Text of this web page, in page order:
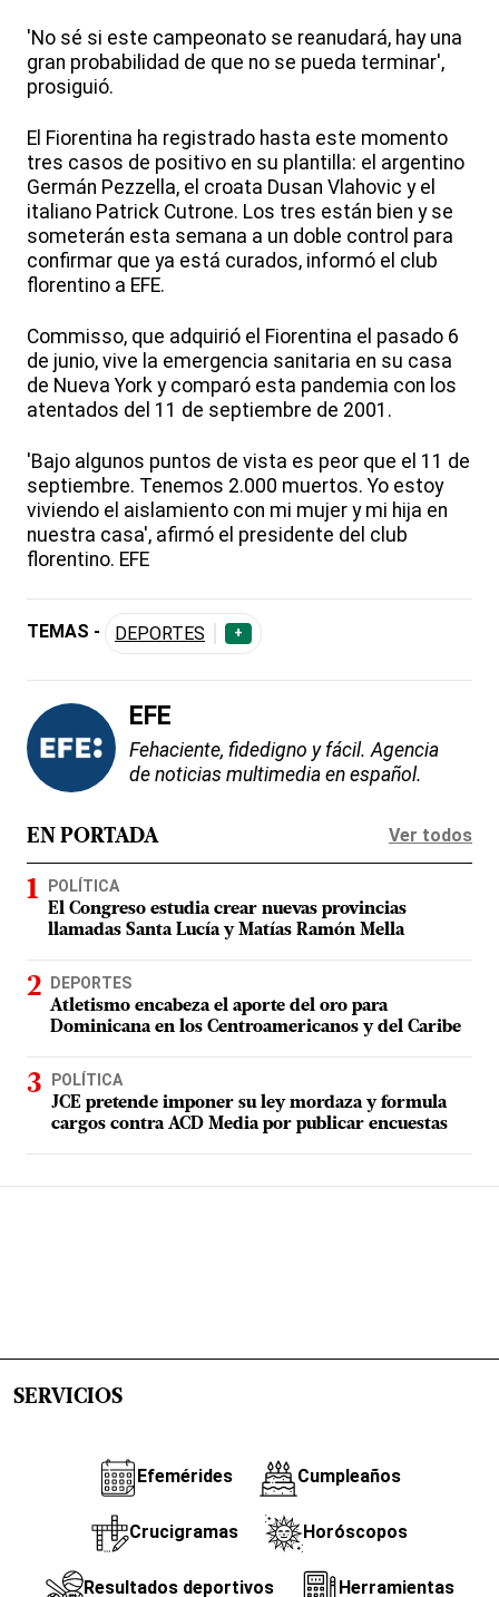
'No sé si este campeonato se reanudará, hay una
gran probabilidad de que no se pueda terminar',
prosiguió.
El Fiorentina ha registrado hasta este momento
tres casos de positivo en su plantilla: el argentino
Germán Pezzella, el croata Dusan Vlahovic y el
italiano Patrick Cutrone. Los tres están bien y se
someterán esta semana a un doble control para
confirmar que ya está curados, informó el club
florentino a EFE.
Commisso, que adquirió el Fiorentina el pasado 6
de junio, vive la emergencia sanitaria en su casa
de Nueva York y comparó esta pandemia con los
atentados del 11 de septiembre de 2001.
'Bajo algunos puntos de vista es peor que el 11 de
septiembre. Tenemos 2.000 muertos. Yo estoy
viviendo el aislamiento con mi mujer y mi hija en
nuestra casa', afirmó el presidente del club
florentino. EFE
TEMAS - DEPORTES +
EFE
Fehaciente, fidedigno y fácil. Agencia
de noticias multimedia en español.
EN PORTADA Ver todos
POLÍTICA
El Congreso estudia crear nuevas provincias
llamadas Santa Lucía y Matías Ramón Mella
DEPORTES
Atletismo encabeza el aporte del oro para
Dominicana en los Centroamericanos y del Caribe
POLÍTICA
JCE pretende imponer su ley mordaza y formula
cargos contra ACD Media por publicar encuestas
SERVICIOS
Efemérides Cumpleaños
Crucigramas Horóscopos
Resultados deportivos Herramientas